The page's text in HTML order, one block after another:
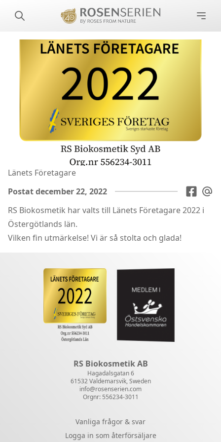
Länets Företagare
Postat december 22, 2022
RS Biokosmetik har valts till Länets Företagare 2022 i
Östergötlands län.
Vilken fin utmärkelse! Vi är så stolta och glada!
RS Biokosmetik AB
Hagadalsgatan 6
61532 Valdemarsvik, Sweden
info@rosenserien.com
Orgnr: 556234-3011
Vanliga frågor & svar
Logga in som återförsäljare